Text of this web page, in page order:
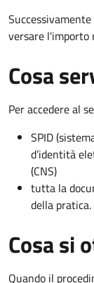
versare l'importo
Cosa
Per accedere al
SPID
d’identità
(CNS)
tutta la
della pratica.
Cosa si
Quando il